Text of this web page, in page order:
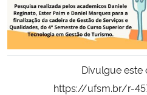
Divulgue este
https://ufsm.br/r-